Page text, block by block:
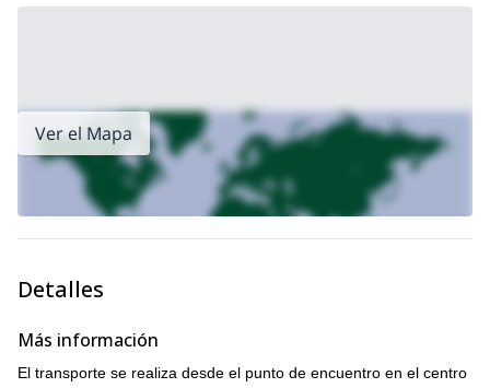
Ver el Mapa
Detalles
Más información
El transporte se realiza desde el punto de encuentro en el centro